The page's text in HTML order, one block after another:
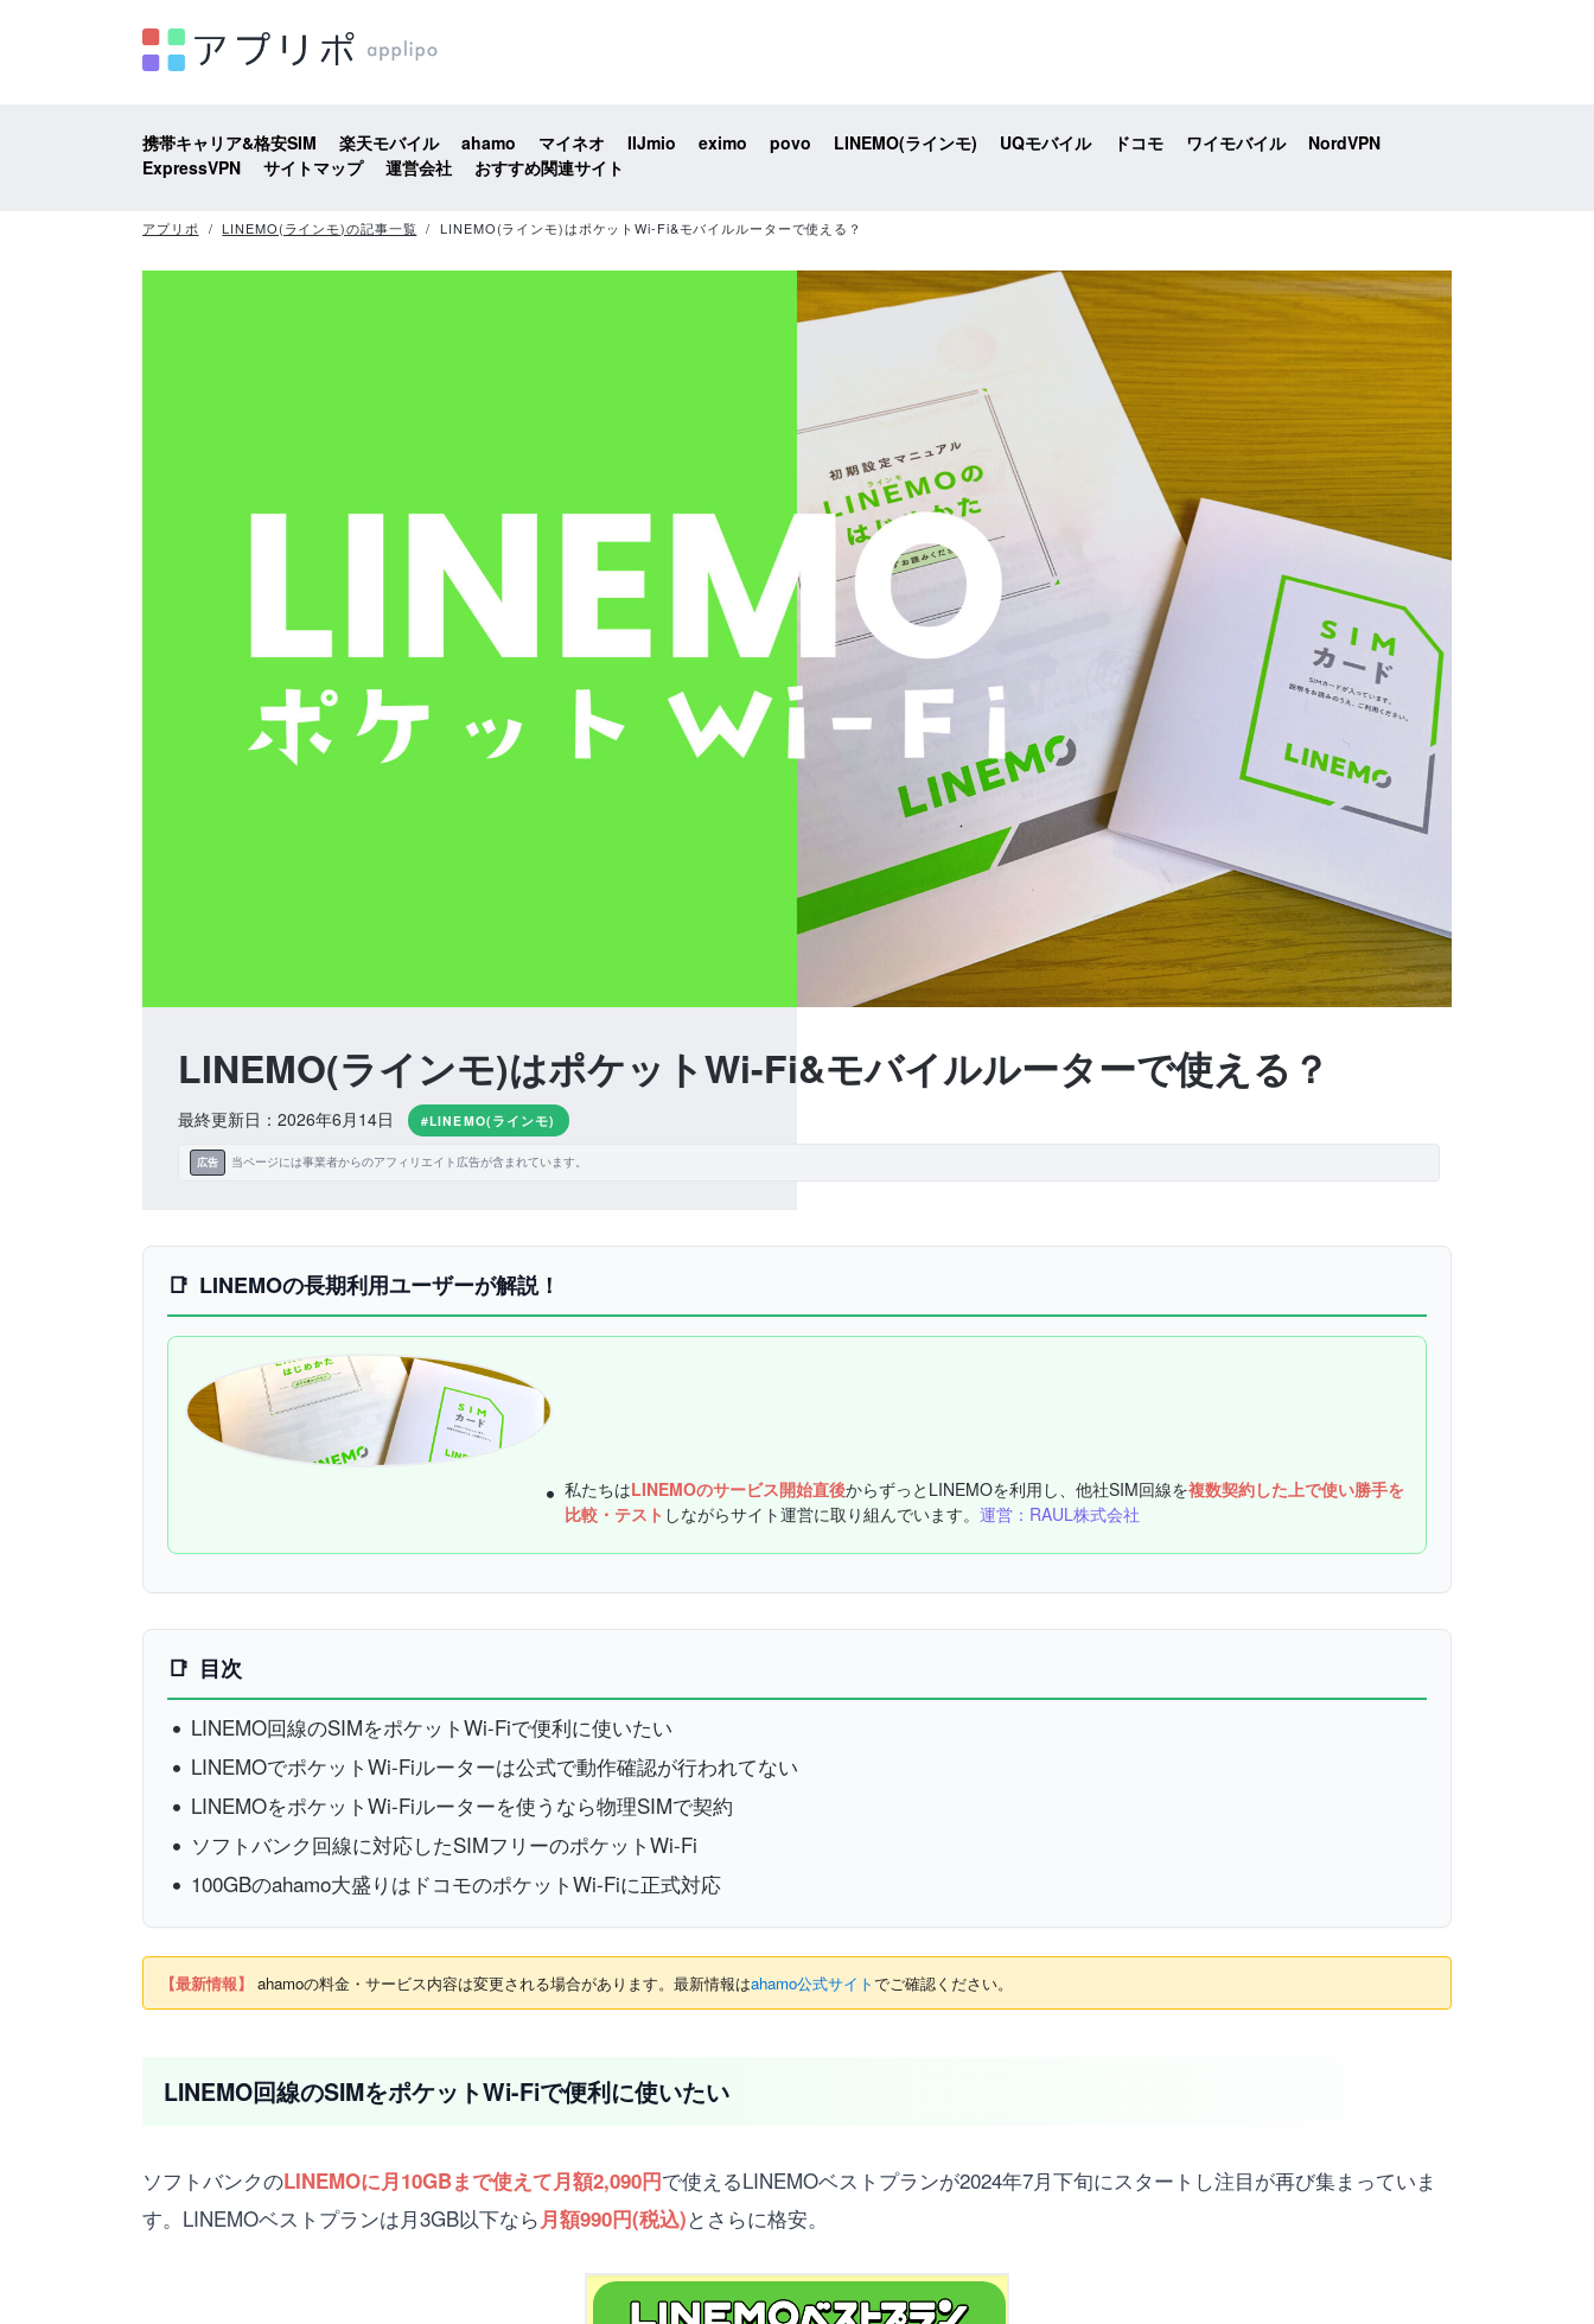
携帯キャリア&格安SIM 楽天モバイル ahamo マイネオ IIJmio eximo povo LINEMO(ラインモ) UQモバイル ドコモ ワイモバイル
NordVPN
ExpressVPN
サイトマップ 運営会社 おすすめ関連サイト
アプリポ LINEMO(ラインモ)の記事一覧 LINEMO(ラインモ)はポケットWi-Fi&モバイルルーターで使える？
LINEMO(ラインモ)はポケットWi-Fi&モバイルルーターで使える？
最終更新日：2026年6月14日 #LINEMO(ラインモ)
広告 当ページには事業者からのアフィリエイト広告が含まれています。
LINEMOの長期利用ユーザーが解説！
私たちはLINEMOのサービス開始直後からずっとLINEMOを利用し、他社SIM回線を複数契約した上で使い勝手を
比較・テスト しながらサイト運営に取り組んでいます。 運営：RAUL株式会社
目次
LINEMO回線のSIMをポケットWi-Fiで便利に使いたい
LINEMOでポケットWi-Fiルーターは公式で動作確認が行われてない
LINEMOをポケットWi-Fiルーターを使うなら物理SIMで契約
ソフトバンク回線に対応したSIMフリーのポケットWi-Fi
100GBのahamo大盛りはドコモのポケットWi-Fiに正式対応
【最新情報】 ahamoの料金・サービス内容は変更される場合があります。最新情報はahamo公式サイトでご確認ください。
LINEMO回線のSIMをポケットWi-Fiで便利に使いたい
ソフトバンクのLINEMOに月10GBまで使えて月額2,090円で使えるLINEMOベストプランが2024年7月下旬にスタートし注目が再び集まっていま
す。LINEMOベストプランは月3GB以下なら月額990円(税込)とさらに格安。